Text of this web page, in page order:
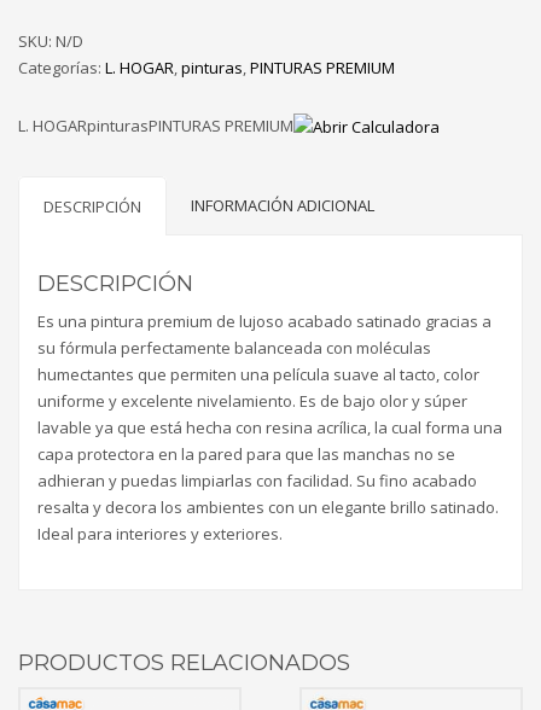
Colors
de
gl
SKU: N/D
Categorías: L. HOGAR,pinturas,PINTURAS PREMIUM
L. HOGARpinturasPINTURAS PREMIUM
DESCRIPCIÓN INFORMACIÓN ADICIONAL
DESCRIPCIÓN
Es una pintura premium de lujoso acabado satinado gracias a
su fórmula perfectamente balanceada con moléculas
humectantes que permiten una película suave al tacto, color
uniforme y excelente nivelamiento. Es de bajo olor y súper
lavable ya que está hecha con resina acrílica, la cual forma una
capa protectora en la pared para que las manchas no se
adhieran y puedas limpiarlas con facilidad. Su fino acabado
resalta y decora los ambientes con un elegante brillo satinado.
Ideal para interiores y exteriores.
PRODUCTOS RELACIONADOS